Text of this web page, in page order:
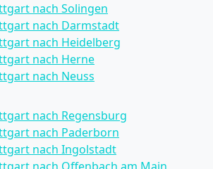
nach Solingen
nach Darmstadt
nach Heidelberg
nach Herne
nach Neuss
nach Regensburg
nach Paderborn
nach Ingolstadt